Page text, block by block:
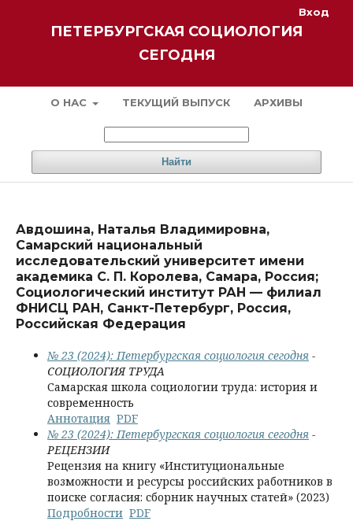
ПЕТЕРБУРГСКАЯ СОЦИОЛОГИЯ
СЕГОДНЯ
О НАС ТЕКУЩИЙ ВЫПУСК АРХИВЫ
Найти
Вход
Авдошина, Наталья Владимировна,
Самарский национальный
исследовательский университет имени
академика С. П. Королева, Самара, Россия;
Социологический институт РАН — филиал
ФНИСЦ РАН, Санкт-Петербург, Россия,
Российская Федерация
№ 23 (2024): Петербургская социология сегодня -
СОЦИОЛОГИЯ ТРУДА
Самарская школа социологии труда: история и
современность
Аннотация PDF
№ 23 (2024): Петербургская социология сегодня -
РЕЦЕНЗИИ
Рецензия на книгу «Институциональные
возможности и ресурсы российских работников в
поиске согласия: сборник научных статей» (2023)
Подробности PDF